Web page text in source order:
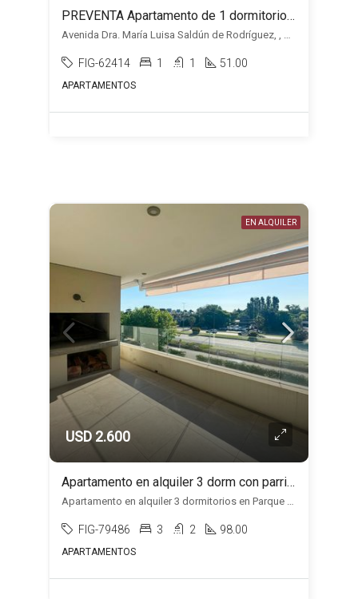
PREVENTA Apartamento de 1 dormitorio en Carrasco Norte, Edificio Palo Alto DOS
Avenida Dra. María Luisa Saldún de Rodríguez, , Carrasco Norte
FIG-62414 1 1 51.00
APARTAMENTOS
EN ALQUILER
USD 2.600
Apartamento en alquiler 3 dorm con parrillero y 2 cocheras en Parque Miramar
Apartamento en alquiler 3 dormitorios en Parque Miramar, Ciudad de la costa, Ciudad de la Costa
FIG-79486 3 2 98.00
APARTAMENTOS